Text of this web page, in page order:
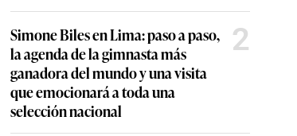
Simone Biles en Lima: paso a paso,
la agenda de la gimnasta más
ganadora del mundo y una visita
que emocionará a toda una
selección nacional
2